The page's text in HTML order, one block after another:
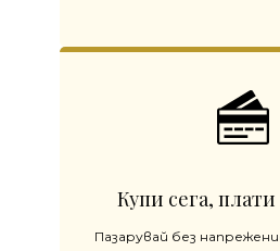
Купи сега,
Пазарувай без